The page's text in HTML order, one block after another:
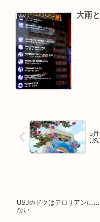
USJ ショーとパレード 大雨
5
USJのドクはデロリアン
ない